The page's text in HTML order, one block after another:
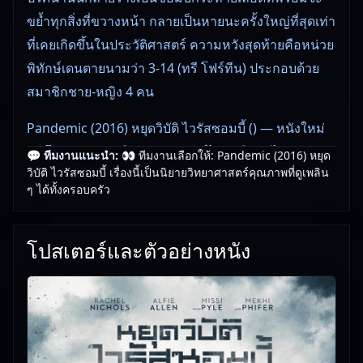
ขย้ำทุกสิ่งที่ขวางหน้า กลายเป็นหายนะครั้งใหญ่ที่สุดเท่า
ที่เคยเกิดขึ้นในประวัติศาสตร์ ความหวังสุดท้ายคือหน่วย
พิทักษ์เดนตายนามว่า 3-14 (ทรี โฟร์ทีน) ประกอบด้วย
สมาชิกชาย-หญิง 4 คน
Pandemic (2016) หยุดวิบัติ ไวรัสซอมบี้ () — หนังใหม่
ชนโรงคุณภาพ เลือกดูแบบพากย์ไทยหรือซับไทย
เรื่องนี้เหมาะกับคนที่ชอบหนังใหม่ชนโรงและกำลังมอง
👀 ทีมงานแนะนำ: Pandemic (2016) หยุดวิบัติ ไวรัส
🎥อัปเดตโดยทีมงาน Free Movie 24— ตรวจสอบล่าสุด:
16/06/2026 |
เกี่ยวกับเรา
💬 ทีมงานแนะนำ: 👀 ทีมงานเลือกให้: Pandemic (2016) หยุด
วิบัติ ไวรัสซอมบี้ เรื่องนี้เป็นนิยายวิทยาศาสตร์คุณภาพที่ดูเพลิน
ๆ ได้ทั้งครอบครัว
โปสเตอร์และตัวอย่างหนัง